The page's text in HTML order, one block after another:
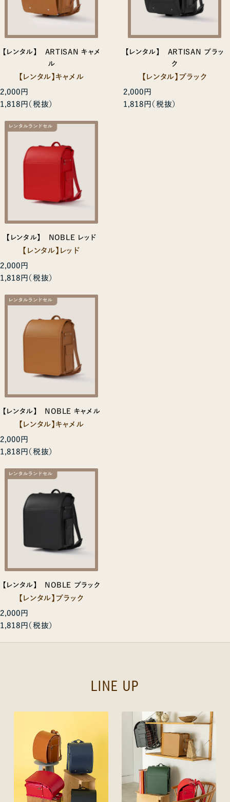
【レンタル】 ARTISAN キャメ
ル
【レンタル】キャメル
2,000円
1,818円
【レンタル】 ARTISAN ブラッ
ク
【レンタル】ブラック
2,000円
1,818円
【レンタル】 NOBLE レッド
【レンタル】レッド
2,000円
1,818円
【レンタル】 NOBLE キャメル
【レンタル】キャメル
2,000円
1,818円
【レンタル】 NOBLE ブラック
【レンタル】ブラック
2,000円
1,818円
LINE UP